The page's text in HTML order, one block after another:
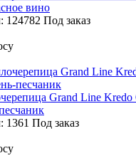
вино
124782 Под заказ
Grand Line
1361 Под заказ